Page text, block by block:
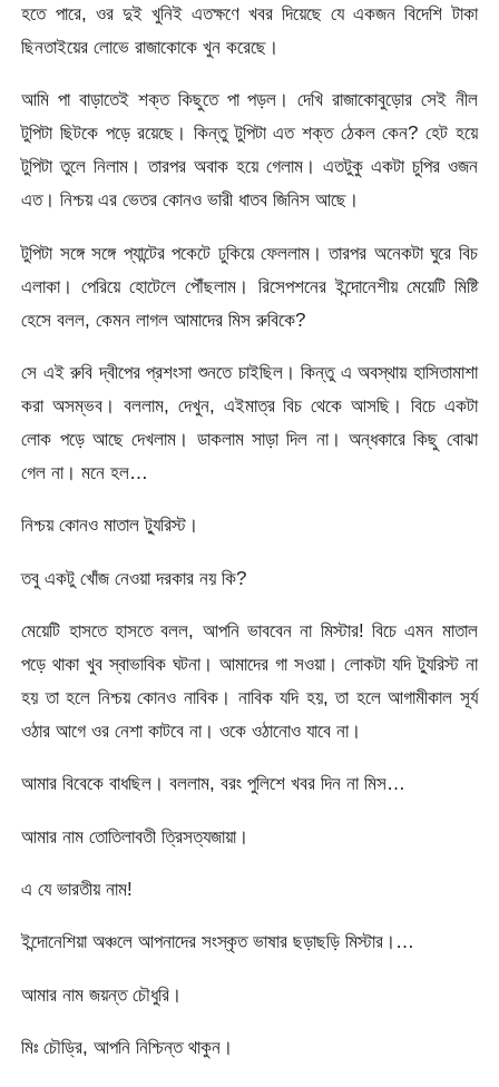
হতে পারে, ওর দুই খুনিই এতক্ষণে খবর দিয়েছে যে একজন বিদেশি টাকা
ছিনতাইয়ের লোভে রাজাকোকে খুন করেছে।
আমি পা বাড়াতেই শক্ত কিছুতে পা পড়ল। দেখি রাজাকোবুড়োর সেই নীল
টুপিটা ছিটকে পড়ে রয়েছে। কিন্তু টুপিটা এত শক্ত ঠেকল কেন? হেট হয়ে
টুপিটা তুলে নিলাম। তারপর অবাক হয়ে গেলাম। এতটুকু একটা চুপির ওজন
এত। নিশ্চয় এর ভেতর কোনও ভারী ধাতব জিনিস আছে।
টুপিটা সঙ্গে সঙ্গে প্যান্টের পকেটে ঢুকিয়ে ফেললাম। তারপর অনেকটা ঘুরে বিচ
এলাকা। পেরিয়ে হোটেলে পৌঁছলাম। রিসেপশনের ইন্দোনেশীয় মেয়েটি মিষ্টি
হেসে বলল, কেমন লাগল আমাদের মিস রুবিকে?
সে এই রুবি দ্বীপের প্রশংসা শুনতে চাইছিল। কিন্তু এ অবস্থায় হাসিতামাশা
করা অসম্ভব। বললাম, দেখুন, এইমাত্র বিচ থেকে আসছি। বিচে একটা
লোক পড়ে আছে দেখলাম। ডাকলাম সাড়া দিল না। অন্ধকারে কিছু বোঝা
গেল না। মনে হল…
নিশ্চয় কোনও মাতাল ট্যুরিস্ট।
তবু একটু খোঁজ নেওয়া দরকার নয় কি?
মেয়েটি হাসতে হাসতে বলল, আপনি ভাববেন না মিস্টার! বিচে এমন মাতাল
পড়ে থাকা খুব স্বাভাবিক ঘটনা। আমাদের গা সওয়া। লোকটা যদি ট্যুরিস্ট না
হয় তা হলে নিশ্চয় কোনও নাবিক। নাবিক যদি হয়, তা হলে আগামীকাল সূর্য
ওঠার আগে ওর নেশা কাটবে না। ওকে ওঠানোও যাবে না।
আমার বিবেকে বাধছিল। বললাম, বরং পুলিশে খবর দিন না মিস…
আমার নাম তোতিলাবতী ত্রিসত্যজায়া।
এ যে ভারতীয় নাম!
ইন্দোনেশিয়া অঞ্চলে আপনাদের সংস্কৃত ভাষার ছড়াছড়ি মিস্টার।…
আমার নাম জয়ন্ত চৌধুরি।
মিঃ চৌড্রি, আপনি নিশ্চিন্ত থাকুন।